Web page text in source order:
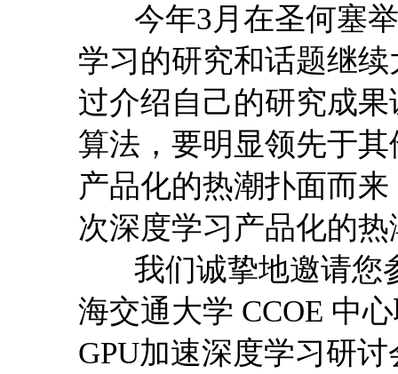
今年3月在圣何塞举
学习的研究和话题继
过介绍自己的研究成
算法，要明显领先于
产品化的热潮扑面而
次深度学习产品化的热
我们诚挚地邀请您
海交通大学 CCOE 中
GPU加速深度学习研